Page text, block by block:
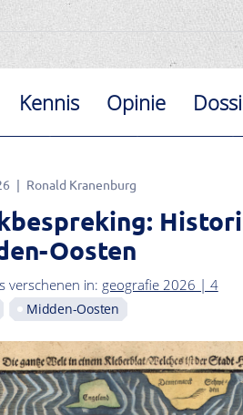
Kennis Opinie
Ronald Kranenburg
Oosten
verschenen in: geografie 2026 | 4
Midden-Oosten